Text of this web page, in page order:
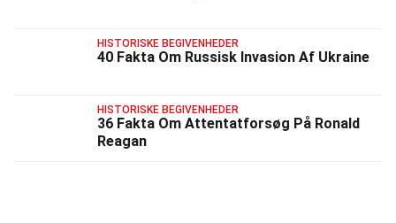
HISTORISKE BEGIVENHEDER
40 Fakta Om Russisk Invasion Af Ukraine
HISTORISKE BEGIVENHEDER
36 Fakta Om Attentatforsøg På Ronald
Reagan